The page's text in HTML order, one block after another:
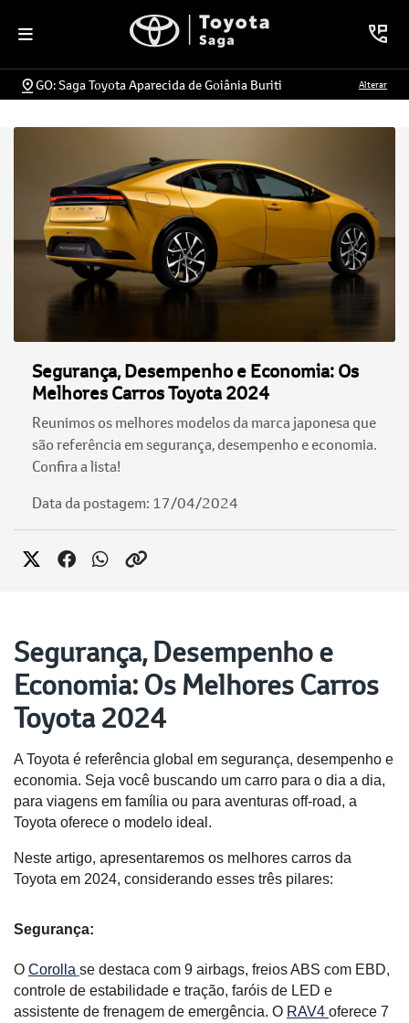
GO: Saga Toyota Aparecida de Goiânia Buriti Alterar
Segurança, Desempenho e Economia: Os
Melhores Carros Toyota 2024
Reunimos os melhores modelos da marca japonesa que
são referência em segurança, desempenho e economia.
Confira a lista!
Data da postagem: 17/04/2024
Segurança, Desempenho e
Economia: Os Melhores Carros
Toyota 2024
A Toyota é referência global em segurança, desempenho e
economia. Seja você buscando um carro para o dia a dia,
para viagens em família ou para aventuras off-road, a
Toyota oferece o modelo ideal.
Neste artigo, apresentaremos os melhores carros da
Toyota em 2024, considerando esses três pilares:
Segurança:
O Corolla se destaca com 9 airbags, freios ABS com EBD,
controle de estabilidade e tração, faróis de LED e
assistente de frenagem de emergência. O RAV4 oferece 7